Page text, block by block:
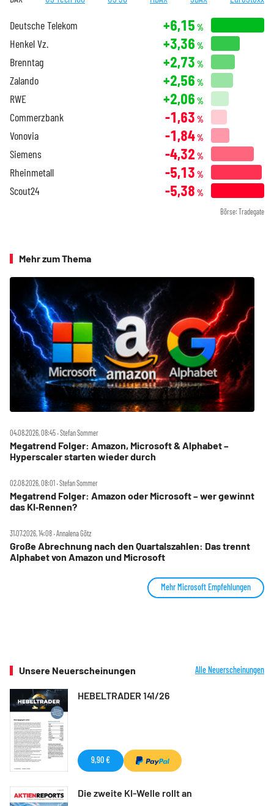
Deutsche Telekom +6,15 %
Henkel Vz. +3,36 %
Brenntag +2,73 %
Zalando +2,56 %
RWE +2,06 %
Commerzbank -1,63 %
Vonovia -1,84%
Siemens -4,32 %
Rheinmetall -5,13 %
Scout24 -5,38 %
Börse: Tradegate
Mehr zum Thema
04.08.2026, 08:45 ‧ Stefan Sommer
Megatrend Folger: Amazon, Microsoft & Alphabet –
Hyperscaler starten wieder durch
02.08.2026, 08:01 ‧ Stefan Sommer
Megatrend Folger: Amazon oder Microsoft – wer gewinnt
das KI‑Rennen?
31.07.2026, 14:08 ‧ Annalena Götz
Große Abrechnung nach den Quartalszahlen: Das trennt
Alphabet von Amazon und Microsoft
Mehr Microsoft Empfehlungen
Unsere Neuerscheinungen Alle Neuerscheinungen
HEBELTRADER 141/26
9,90 €
Die zweite KI-Welle rollt an